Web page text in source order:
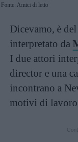
Fonte: Amici di letto
Dicevamo, è
interpretato da
I due attori
director e una
incontrano a
motivi di